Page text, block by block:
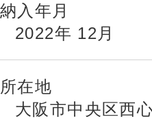
納入年月
2022年 12月
所在地
大阪市中央区西